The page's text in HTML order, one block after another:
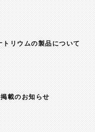
トリウムの製品について
載のお知らせ